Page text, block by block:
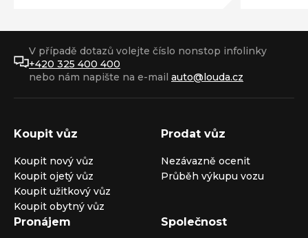
V případě dotazů volejte číslo nonstop infolinky
+420 325 400 400
nebo nám napište na e-mail auto@louda.cz
Koupit vůz
Koupit nový vůz
Koupit ojetý vůz
Koupit užitkový vůz
Koupit obytný vůz
Prodat vůz
Nezávazně ocenit
Průběh výkupu vozu
Pronájem Společnost